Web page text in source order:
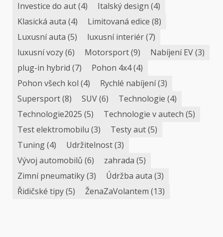
Investice do aut(4) Italský design (4)
Klasická auta (4) Limitovaná edice (8)
Luxusní auta (5) luxusní interiér(7)
luxusní vozy(6) Motorsport(9) Nabíjení EV(3)
plug-in hybrid (7) Pohon 4x4(4)
Pohon všech kol (4) Rychlé nabíjení(3)
Supersport(8) SUV(6) Technologie (4)
Technologie2025 (5) Technologie v autech (5)
Test elektromobilu (3) Testy aut(5)
Tuning(4) Udržitelnost(3)
Vývoj automobilů (6) zahrada (5)
Zimní pneumatiky(3) Údržba auta (3)
Řidičské tipy(5) ŽenaZaVolantem (13)